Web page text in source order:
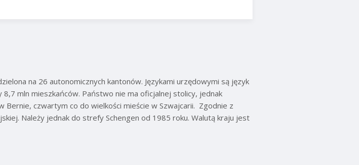
na 26 autonomicznych kantonów. Językami urzędowymi są język
8,7 mln mieszkańców. Państwo nie ma oficjalnej stolicy, jednak
czwartym co do wielkości mieście w Szwajcarii. Zgodnie z
Należy jednak do strefy Schengen od 1985 roku. Walutą kraju jest